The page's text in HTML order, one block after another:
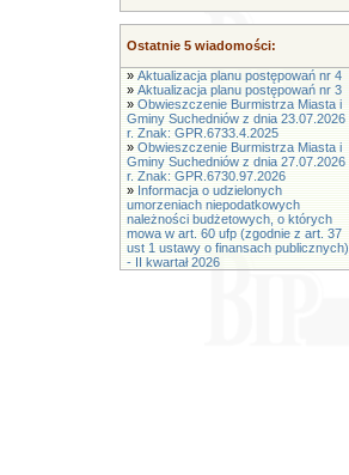
Ostatnie 5 wiadomości:
» Aktualizacja planu postępowań nr 4
» Aktualizacja planu postępowań nr 3
» Obwieszczenie Burmistrza Miasta i
Gminy Suchedniów z dnia 23.07.2026
r. Znak: GPR.6733.4.2025
» Obwieszczenie Burmistrza Miasta i
Gminy Suchedniów z dnia 27.07.2026
r. Znak: GPR.6730.97.2026
» Informacja o udzielonych
umorzeniach niepodatkowych
należności budżetowych, o których
mowa w art. 60 ufp (zgodnie z art. 37
ust 1 ustawy o finansach publicznych)
- II kwartał 2026